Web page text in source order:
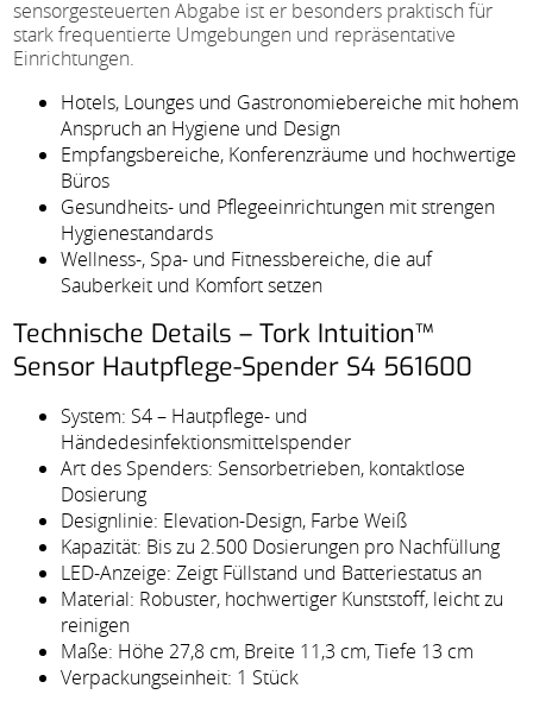
sensorgesteuerten Abgabe ist er besonders praktisch für
stark frequentierte Umgebungen und repräsentative
Einrichtungen.
Hotels, Lounges und Gastronomiebereiche mit hohem
Anspruch an Hygiene und Design
Empfangsbereiche, Konferenzräume und hochwertige
Büros
Gesundheits- und Pflegeeinrichtungen mit strengen
Hygienestandards
Wellness-, Spa- und Fitnessbereiche, die auf
Sauberkeit und Komfort setzen
Technische Details – Tork Intuition™
Sensor Hautpflege-Spender S4 561600
System: S4 – Hautpflege- und
Händedesinfektionsmittelspender
Art des Spenders: Sensorbetrieben, kontaktlose
Dosierung
Designlinie: Elevation-Design, Farbe Weiß
Kapazität: Bis zu 2.500 Dosierungen pro Nachfüllung
LED-Anzeige: Zeigt Füllstand und Batteriestatus an
Material: Robuster, hochwertiger Kunststoff, leicht zu
reinigen
Maße: Höhe 27,8 cm, Breite 11,3 cm, Tiefe 13 cm
Verpackungseinheit: 1 Stück